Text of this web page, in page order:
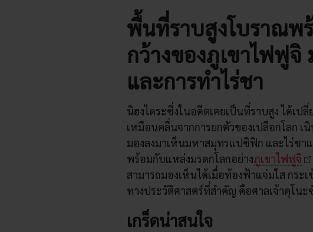
พื้นที่ราบสูงโบราณ
กว้างของภูเขาไฟฟู
และการทำไร่ชา
นิฮงไดระซึ่งในอดีตเคยเป็นที่ราบสูง ได้เป
เหมือนคลื่นจากการยกตัวของเปลือกโลก เ
มองลงมาเห็นมหาสมุทรแปซิฟิก และไร่ชา
พร้อมกับแหล่งมรดกโลกอย่างภูเขาไฟฟูจิ
สามารถมองเห็นได้เมื่อท้องฟ้าแจ่มใส กร
ทางประวัติศาสตร์ที่สำคัญ คือศาลเจ้าคุโนะ
เกร็ดน่าสนใจ